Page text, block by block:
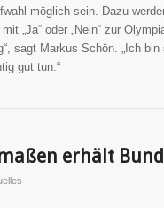
möglich sein. Dazu
„Ja“ oder „Nein“ zur
sagt Markus Schön. „Ich
gut tun.“
erhält